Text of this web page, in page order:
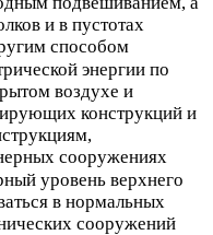
и в пустотах
способом
энергии по
воздухе и
конструкций и
сооружениях
уровень верхнего
в нормальных
сооружений